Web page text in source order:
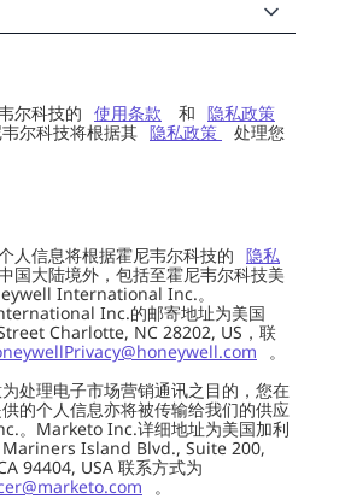
尔科技的 使用条款 和 隐私政策
韦尔科技将根据其 隐私政策
处理您
人信息将根据霍尼韦尔科技的 隐私
国大陆境外，包括至霍尼韦尔科技美
International Inc.。
Inc.的邮寄地址为美国
Charlotte, NC 28202, US，联
。
处理电子市场营销通讯之目的，您在
的个人信息亦将被传输给我们的供应
。Marketo Inc.详细地址为美国加利
Mariners Island Blvd., Suite 200,
94404, USA 联系方式为
。